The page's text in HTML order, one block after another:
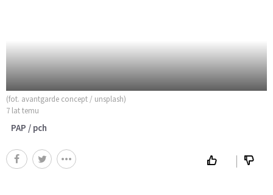
(fot. avantgarde concept / unsplash)
7 lat temu
PAP / pch